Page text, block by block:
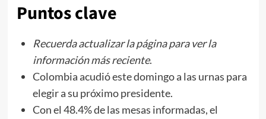
Puntos clave
Recuerda actualizar la página para ver la
información más reciente.
Colombia acudió este domingo a las urnas para
elegir a su próximo presidente.
Con el 48.4% de las mesas informadas, el